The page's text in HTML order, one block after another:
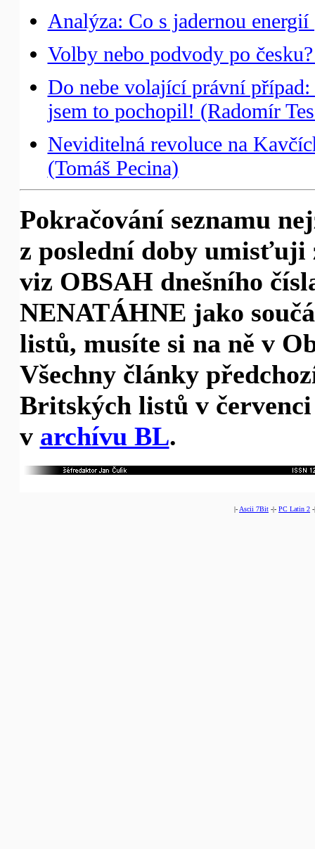
Analýza: Co s jadernou
Volby nebo podvody po
Do nebe volající právní
jsem to pochopil! (Radomír
Neviditelná revoluce na
(Tomáš Pecina)
Pokračování seznamu
z poslední doby
viz OBSAH dnešního
NENATÁHNE jako
listů, musíte si na ně v
Všechny články
Britských listů v
v archívu BL.
|- Ascii 7Bit -|- PC Latin 2